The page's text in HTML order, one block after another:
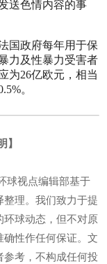
送色情内容的事
国政府每年用于保
力及性暴力受害者
为26亿欧元，相当
。
】
球视点编辑部基于
整理。我们致力于提
环球动态，但不对原
确性作任何保证。文
参考，不构成任何投